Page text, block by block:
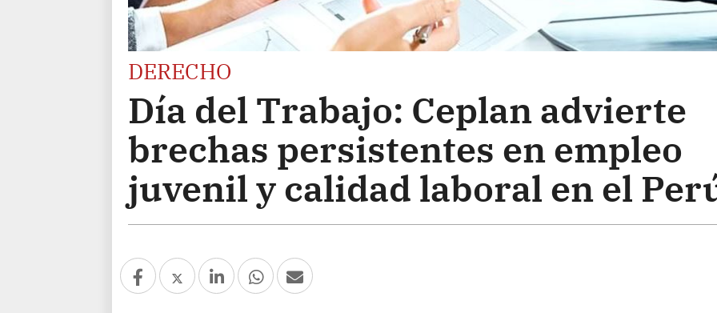
DERECHO
Día del Trabajo: Ceplan advierte
brechas persistentes en empleo
juvenil y calidad laboral en el